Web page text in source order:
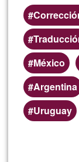
México
Argentina
Uruguay